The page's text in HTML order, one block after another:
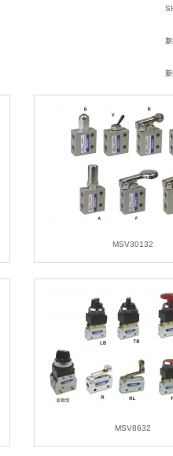
新推
新推出
MSV30132
MSV8632